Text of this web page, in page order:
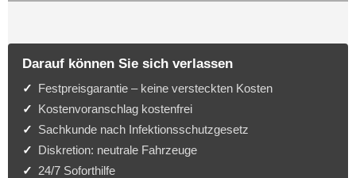
Darauf können Sie sich verlassen
Festpreisgarantie – keine versteckten Kosten
Kostenvoranschlag kostenfrei
Sachkunde nach Infektionsschutzgesetz
Diskretion: neutrale Fahrzeuge
24/7 Soforthilfe